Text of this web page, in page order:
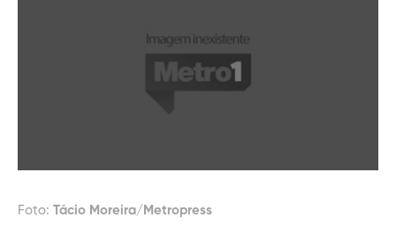
Foto: Tácio Moreira/Metropress